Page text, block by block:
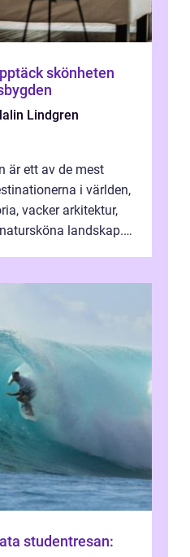
skönheten
Lindgren
är ett av de mest
i världen,
vacker arkitektur,
landskap.
studentresan: